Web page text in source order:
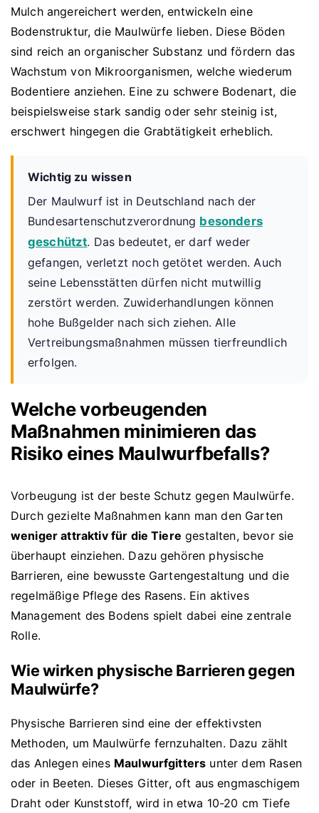
Mulch angereichert werden, entwickeln eine
Bodenstruktur, die Maulwürfe lieben. Diese Böden
sind reich an organischer Substanz und fördern das
Wachstum von Mikroorganismen, welche wiederum
Bodentiere anziehen. Eine zu schwere Bodenart, die
beispielsweise stark sandig oder sehr steinig ist,
erschwert hingegen die Grabtätigkeit erheblich.
Wichtig zu wissen
Der Maulwurf ist in Deutschland nach der
Bundesartenschutzverordnung besonders
geschützt. Das bedeutet, er darf weder
gefangen, verletzt noch getötet werden. Auch
seine Lebensstätten dürfen nicht mutwillig
zerstört werden. Zuwiderhandlungen können
hohe Bußgelder nach sich ziehen. Alle
Vertreibungsmaßnahmen müssen tierfreundlich
erfolgen.
Welche vorbeugenden
Maßnahmen minimieren das
Risiko eines Maulwurfbefalls?
Vorbeugung ist der beste Schutz gegen Maulwürfe.
Durch gezielte Maßnahmen kann man den Garten
weniger attraktiv für die Tiere gestalten, bevor sie
überhaupt einziehen. Dazu gehören physische
Barrieren, eine bewusste Gartengestaltung und die
regelmäßige Pflege des Rasens. Ein aktives
Management des Bodens spielt dabei eine zentrale
Rolle.
Wie wirken physische Barrieren gegen
Maulwürfe?
Physische Barrieren sind eine der effektivsten
Methoden, um Maulwürfe fernzuhalten. Dazu zählt
das Anlegen eines Maulwurfgitters unter dem Rasen
oder in Beeten. Dieses Gitter, oft aus engmaschigem
Draht oder Kunststoff, wird in etwa 10-20 cm Tiefe